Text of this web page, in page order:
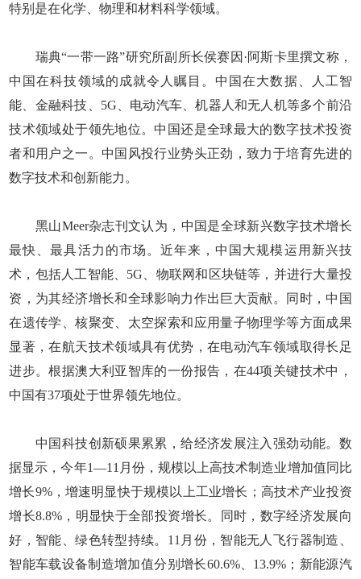
特别是在化学、物理和材料科学领域。
瑞典“一带一路”研究所副所长侯赛因·阿斯卡里撰文称，
中国在科技领域的成就令人瞩目。中国在大数据、人工智
能、金融科技、5G、电动汽车、机器人和无人机等多个前沿
技术领域处于领先地位。中国还是全球最大的数字技术投资
者和用户之一。中国风投行业势头正劲，致力于培育先进的
数字技术和创新能力。
黑山Meer杂志刊文认为，中国是全球新兴数字技术增长
最快、最具活力的市场。近年来，中国大规模运用新兴技
术，包括人工智能、5G、物联网和区块链等，并进行大量投
资，为其经济增长和全球影响力作出巨大贡献。同时，中国
在遗传学、核聚变、太空探索和应用量子物理学等方面成果
显著，在航天技术领域具有优势，在电动汽车领域取得长足
进步。根据澳大利亚智库的一份报告，在44项关键技术中，
中国有37项处于世界领先地位。
中国科技创新硕果累累，给经济发展注入强劲动能。数
据显示，今年1—11月份，规模以上高技术制造业增加值同比
增长9%，增速明显快于规模以上工业增长；高技术产业投资
增长8.8%，明显快于全部投资增长。同时，数字经济发展向
好，智能、绿色转型持续。11月份，智能无人飞行器制造、
智能车载设备制造增加值分别增长60.6%、13.9%；新能源汽